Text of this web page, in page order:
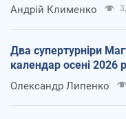
Андрій Клименко
Два супертурніри
календар осені 2026
Олександр Липенко